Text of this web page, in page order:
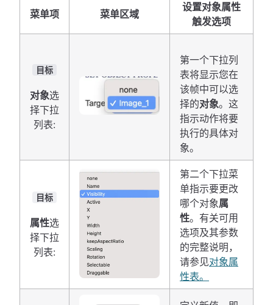
菜单项 菜单区域
设置对象属性
触发选项
目标
对象选
择下拉
列表:
第一个下拉列
表将显示您在
该帧中可以选
择的对象。这
指示动作将要
执行的具体对
象。
目标
属性选
择下拉
列表:
第二个下拉菜
单指示要更改
哪个对象属
性。有关可用
选项及其参数
的完整说明，
请参见对象属
性表。